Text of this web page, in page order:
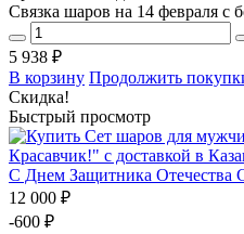
Связка шаров на 14 февраля с
5 938 ₽
В корзину Продолжить
Скидка!
Быстрый просмотр
С Днем Защитника Отечества
12 000 ₽
-600 ₽